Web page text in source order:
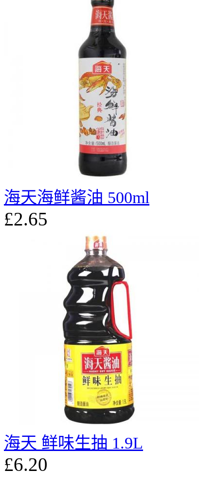
海天海鲜酱油 500ml
£2.65
海天 鲜味生抽 1.9L
£6.20